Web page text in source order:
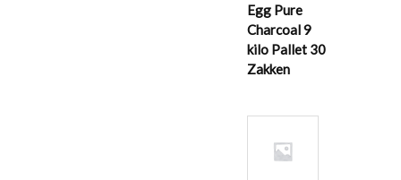
Egg Pure
Charcoal 9
kilo Pallet 30
Zakken